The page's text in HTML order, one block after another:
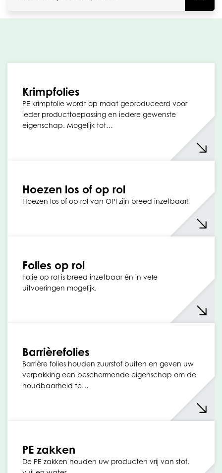
Krimpfolies
PE krimpfolie wordt op maat geproduceerd voor
ieder producttoepassing en iedere gewenste
eigenschap. Mogelijk tot…
Hoezen los of op rol
Hoezen los of op rol van OPI zijn breed inzetbaar!
Folies op rol
Folie op rol is breed inzetbaar én in vele
uitvoeringen mogelijk.
Barrièrefolies
Barrière folies houden zuurstof buiten en geven uw
verpakking een beschermende eigenschap om de
houdbaarheid te…
PE zakken
De PE zakken houden uw producten vrij van stof,